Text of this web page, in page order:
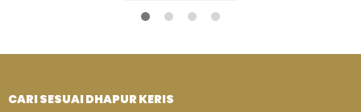
CARI SESUAI DHAPUR KERIS